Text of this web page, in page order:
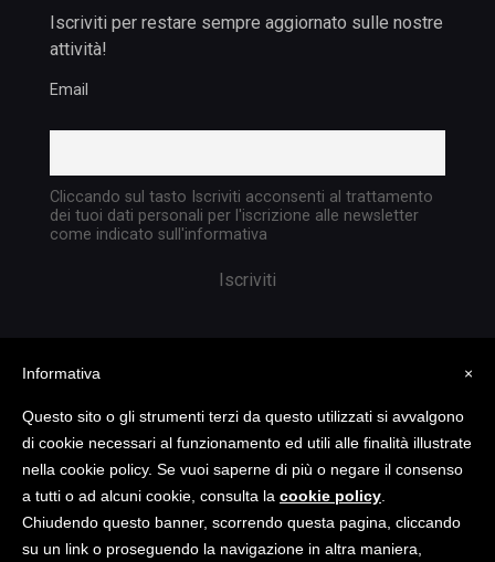
Iscriviti per restare sempre aggiornato sulle nostre
attività!
Email
Cliccando sul tasto Iscriviti acconsenti al trattamento
dei tuoi dati personali per l'iscrizione alle newsletter
come indicato sull'informativa
Copyright @ 2023 TATTICA S.R.L. | All rights
reserved | P.I. 05903351004
×
Informativa
Questo sito o gli strumenti terzi da questo utilizzati si avvalgono
di cookie necessari al funzionamento ed utili alle finalità illustrate
nella cookie policy. Se vuoi saperne di più o negare il consenso
a tutti o ad alcuni cookie, consulta la cookie policy
Chiudendo questo banner, scorrendo questa pagina, cliccando
su un link o proseguendo la navigazione in altra maniera,